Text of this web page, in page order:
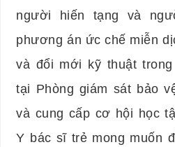
người hiến tạng và
phương án ức chế miễn
và đổi mới kỹ thuật
tại Phòng giám sát bảo
và cung cấp cơ hội học
Y bác sĩ trẻ mong muốn